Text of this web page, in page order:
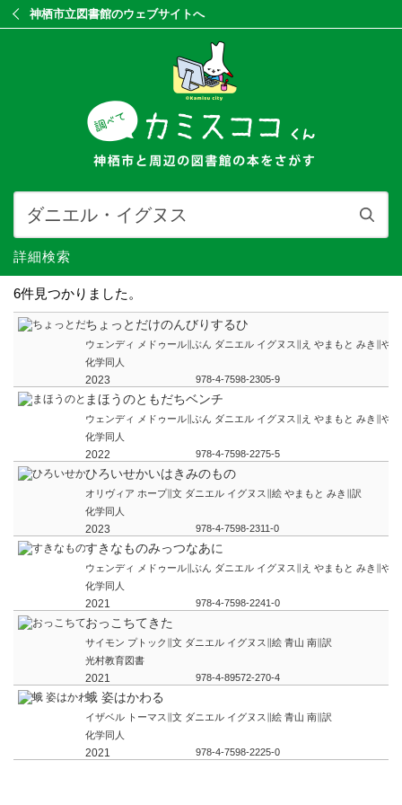
神栖市立図書館のウェブサイトへ
詳細検索
6件見つかりました。
ちょっとだけのんびりするひ
ウェンディ メドゥール∥ぶん ダニエル イグヌス∥え やまもと みき∥やく
化学同人
2023 978-4-7598-2305-9
まほうのともだちベンチ
ウェンディ メドゥール∥ぶん ダニエル イグヌス∥え やまもと みき∥やく
化学同人
2022 978-4-7598-2275-5
ひろいせかいはきみのもの
オリヴィア ホープ∥文 ダニエル イグヌス∥絵 やまもと みき∥訳
化学同人
2023 978-4-7598-2311-0
すきなものみっつなあに
ウェンディ メドゥール∥ぶん ダニエル イグヌス∥え やまもと みき∥やく
化学同人
2021 978-4-7598-2241-0
おっこちてきた
サイモン プトック∥文 ダニエル イグヌス∥絵 青山 南∥訳
光村教育図書
2021 978-4-89572-270-4
蛾 姿はかわる
イザベル トーマス∥文 ダニエル イグヌス∥絵 青山 南∥訳
化学同人
2021 978-4-7598-2225-0